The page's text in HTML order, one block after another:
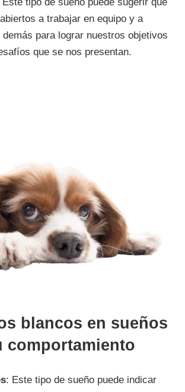
a trabajar en equipo y a
para lograr nuestros objetivos
que se nos presentan.
blancos en sueños
comportamiento
: Este tipo de sueño puede indicar